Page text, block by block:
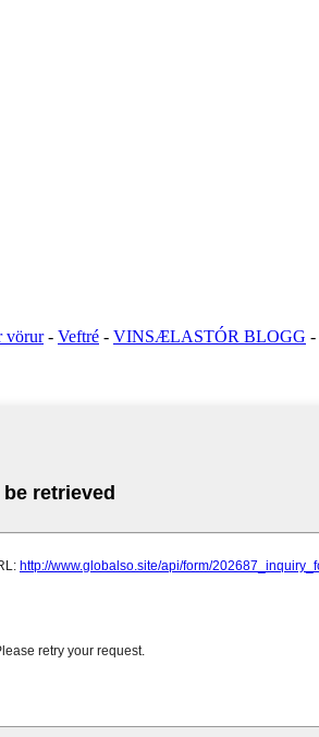
vörur- Veftré - VINSÆLASTÓR BLOGG -